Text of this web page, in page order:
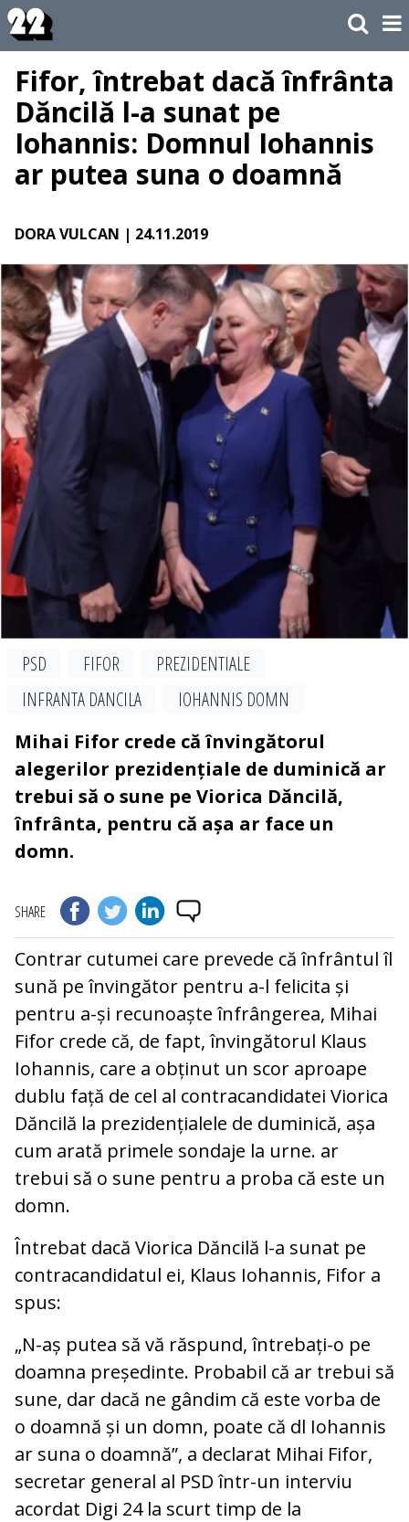
Fifor, întrebat dacă înfrânta
Dăncilă l-a sunat pe
Iohannis: Domnul Iohannis
ar putea suna o doamnă
DORA VULCAN | 24.11.2019
PSD FIFOR
PREZIDENTIALE
INFRANTA DANCILA
IOHANNIS DOMN
Mihai Fifor crede că învingătorul
alegerilor prezidențiale de duminică ar
trebui să o sune pe Viorica Dăncilă,
înfrânta, pentru că așa ar face un
domn.
SHARE
Contrar cutumei care prevede că înfrântul îl
sună pe învingător pentru a-l felicita și
pentru a-și recunoaște înfrângerea, Mihai
Fifor crede că, de fapt, învingătorul Klaus
Iohannis, care a obținut un scor aproape
dublu față de cel al contracandidatei Viorica
Dăncilă la prezidențialele de duminică, așa
cum arată primele sondaje la urne. ar
trebui să o sune pentru a proba că este un
domn.
Întrebat dacă Viorica Dăncilă l-a sunat pe
contracandidatul ei, Klaus Iohannis, Fifor a
spus:
„N-aș putea să vă răspund, întrebați-o pe
doamna președinte. Probabil că ar trebui să
sune, dar dacă ne gândim că este vorba de
o doamnă și un domn, poate că dl Iohannis
ar suna o doamnă”, a declarat Mihai Fifor,
secretar general al PSD într-un interviu
acordat Digi 24 la scurt timp de la